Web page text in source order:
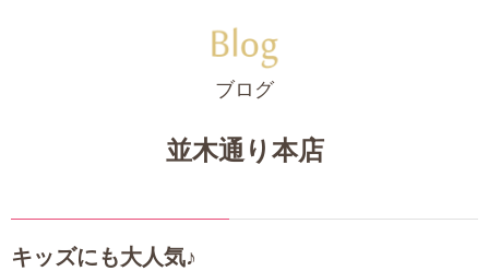
ブログ
並木通り本店
キッズにも大人気♪